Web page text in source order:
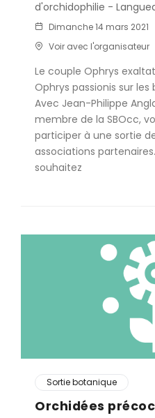
d'orchidophilie -
Dimanche 14 mars 2021
Voir avec l'organisateur
Le couple Ophrys
Ophrys passionis sur les
Avec Jean-Philippe
membre de la SBOcc,
participer à une sortie
associations
souhaitez
Sortie botanique
Orchidées